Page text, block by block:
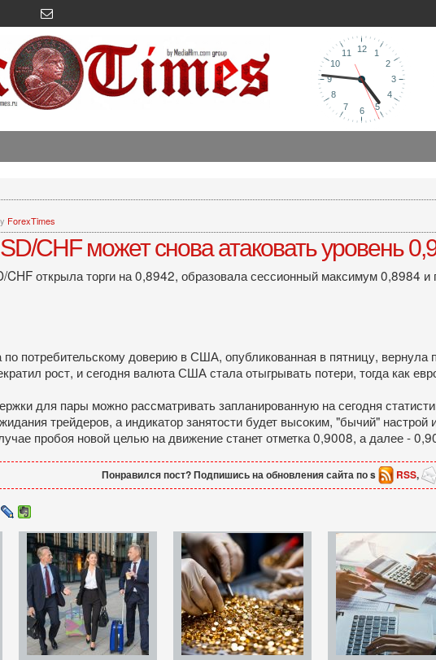
ForexTimes
CHF может снова атаковать уровень
CHF открыла торги на 0,8942, образовала сессионный максимум 0,8984 и
потребительскому доверию в США, опубликованная в пятницу,
рост, и сегодня валюта США стала отыгрывать потери, тогда как
для пары можно рассматривать запланированную на сегодня
трейдеров, а индикатор занятости будет высоким, "бычий"
пробоя новой целью на движение станет отметка 0,9008, а далее -
Понравился пост? Подпишись на обновления сайта по s RSS,